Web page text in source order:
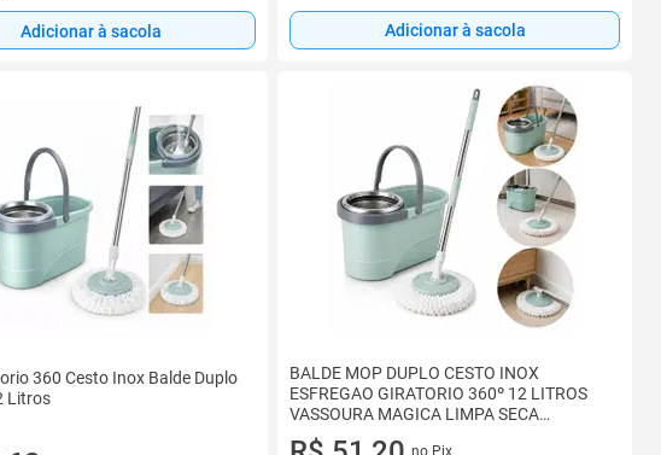
Adicionar à sacola Adicionar à sacola
360 Cesto Inox Balde Duplo
Litros
BALDE MOP DUPLO CESTO INOX
ESFREGAO GIRATORIO 360º 12 LITROS
VASSOURA MAGICA LIMPA SECA
PROFISSIONAL
no Pix